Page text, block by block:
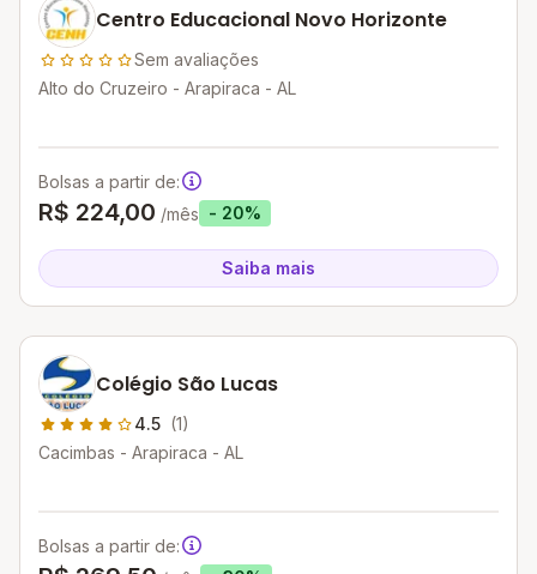
Centro Educacional Novo Horizonte
Sem avaliações
Alto do Cruzeiro - Arapiraca - AL
Bolsas a partir de:
R$ 224,00 /mês - 20%
Saiba mais
Colégio São Lucas
4.5 (1)
Cacimbas - Arapiraca - AL
Bolsas a partir de: